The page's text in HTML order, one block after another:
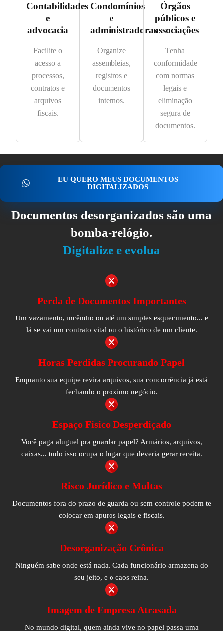
Contabilidades
e
advocacia
Facilite o
acesso a
processos,
contratos e
arquivos
fiscais.
Condomínios
e
administradoras
Organize
assembleias,
registros e
documentos
internos.
Órgãos
públicos e
associações
Tenha
conformidade
com normas
legais e
eliminação
segura de
documentos.
EU QUERO MEUS DOCUMENTOS
DIGITALIZADOS
Documentos desorganizados são uma
bomba-relógio.
Digitalize e evolua
Perda de Documentos Importantes
Um vazamento, incêndio ou até um simples esquecimento... e
lá se vai um contrato vital ou o histórico de um cliente.
Horas Perdidas Procurando Papel
Enquanto sua equipe revira arquivos, sua concorrência já está
fechando o próximo negócio.
Espaço Físico Desperdiçado
Você paga aluguel pra guardar papel? Armários, arquivos,
caixas... tudo isso ocupa o lugar que deveria gerar receita.
Risco Jurídico e Multas
Documentos fora do prazo de guarda ou sem controle podem te
colocar em apuros legais e fiscais.
Desorganização Crônica
Ninguém sabe onde está nada. Cada funcionário armazena do
seu jeito, e o caos reina.
Imagem de Empresa Atrasada
No mundo digital, quem ainda vive no papel passa uma